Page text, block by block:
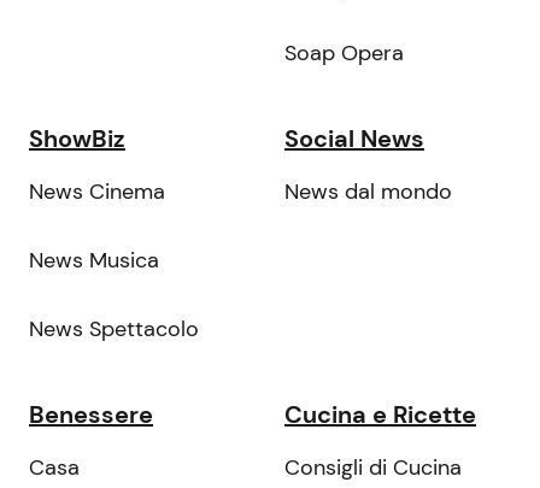
Soap Opera
ShowBiz
News Cinema
News Musica
News Spettacolo
Social News
News dal mondo
Benessere
Casa
Cucina e Ricette
Consigli di Cucina